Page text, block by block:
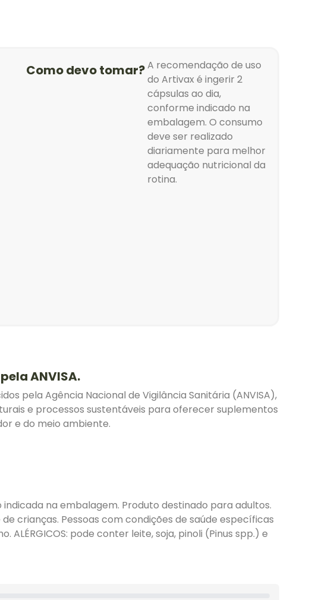
Como devo tomar?A recomendação de uso
do Artivax é ingerir 2
cápsulas ao dia,
conforme indicado na
embalagem. O consumo
deve ser realizado
diariamente para melhor
adequação nutricional da
rotina.
ANVISA.
pela Agência Nacional de Vigilância Sanitária (ANVISA),
e processos sustentáveis para oferecer suplementos
e do meio ambiente.
indicada na embalagem. Produto destinado para adultos.
crianças. Pessoas com condições de saúde específicas
pode conter leite, soja, pinoli (Pinus spp.) e